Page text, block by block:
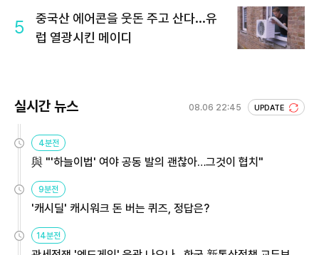
5
중국산 에어콘을 웃돈 주고 산다...유
럽 열광시킨 메이디
실시간 뉴스 08.06 22:45 UPDATE
4분전
與 "'하늘이법' 여야 공동 발의 괜찮아…그것이 협치"
9분전
'캐시딜' 캐시워크 돈 버는 퀴즈, 정답은?
14분전